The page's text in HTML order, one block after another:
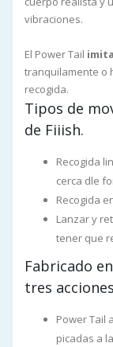
vibraciones.
El Power Tail
tranquilamente o
recogida.
Tipos de
de Fiiish.
Recogida
cerca dle
Recogida
Lanzar y
tener que
Fabricado
tres
Power Tail
picadas a